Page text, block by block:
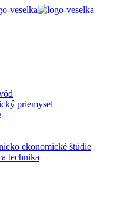
priemysel
ekonomické štúdie
technika